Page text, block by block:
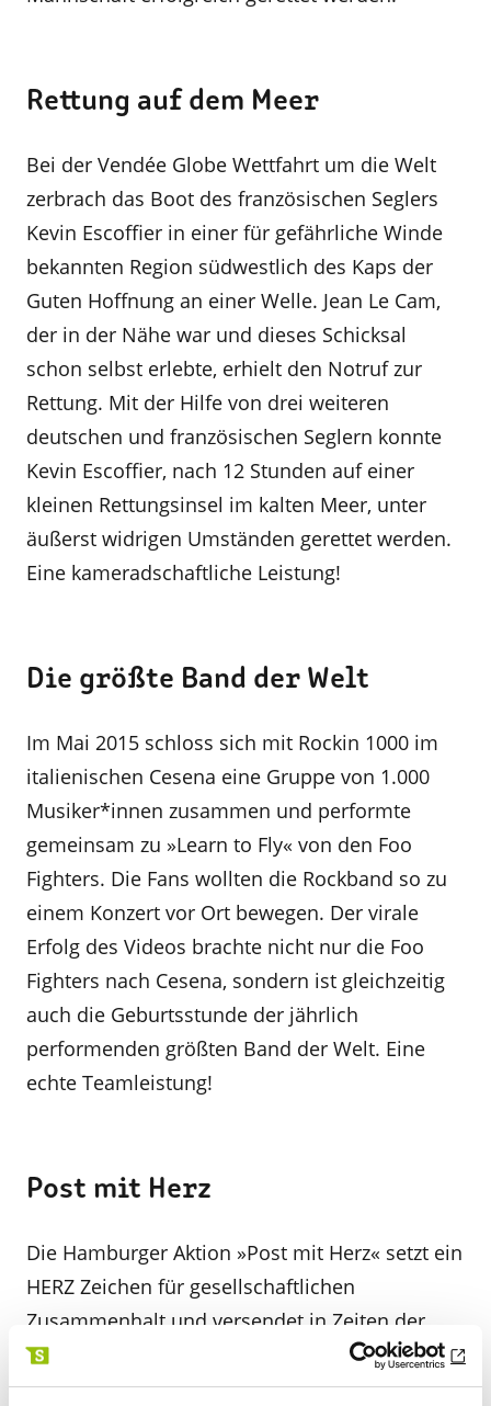
Rettung auf dem Meer
Bei der Vendée Globe Wettfahrt um die Welt
zerbrach das Boot des französischen Seglers
Kevin Escoffier in einer für gefährliche Winde
bekannten Region südwestlich des Kaps der
Guten Hoffnung an einer Welle. Jean Le Cam,
der in der Nähe war und dieses Schicksal
schon selbst erlebte, erhielt den Notruf zur
Rettung. Mit der Hilfe von drei weiteren
deutschen und französischen Seglern konnte
Kevin Escoffier, nach 12 Stunden auf einer
kleinen Rettungsinsel im kalten Meer, unter
äußerst widrigen Umständen gerettet werden.
Eine kameradschaftliche Leistung!
Die größte Band der Welt
Im Mai 2015 schloss sich mit Rockin 1000 im
italienischen Cesena eine Gruppe von 1.000
Musiker*innen zusammen und performte
gemeinsam zu »Learn to Fly« von den Foo
Fighters. Die Fans wollten die Rockband so zu
einem Konzert vor Ort bewegen. Der virale
Erfolg des Videos brachte nicht nur die Foo
Fighters nach Cesena, sondern ist gleichzeitig
auch die Geburtsstunde der jährlich
performenden größten Band der Welt. Eine
echte Teamleistung!
Post mit Herz
Die Hamburger Aktion »Post mit Herz« setzt ein
HERZ Zeichen für gesellschaftlichen
Zusammenhalt und versendet in Zeiten der
coronabedingten Isolation Weihnachtskarten
gegen Einsamkeit. Der Clou dabei: Absender